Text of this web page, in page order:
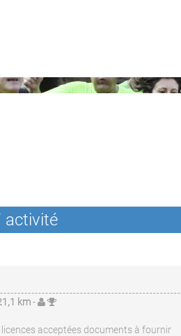
activité
km-
licences acceptées documents à fournir